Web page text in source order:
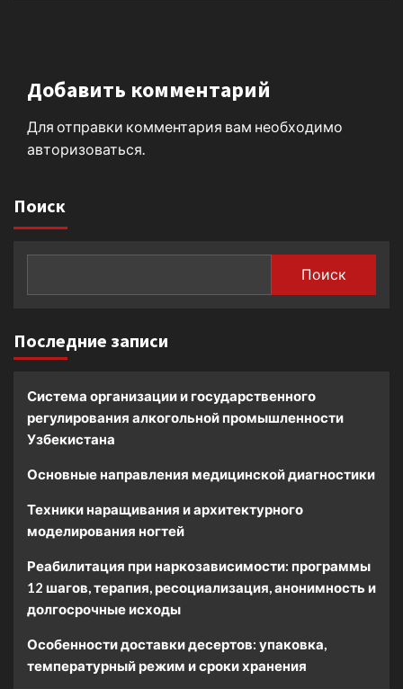
Добавить комментарий
Для отправки комментария вам необходимо
авторизоваться
Поиск
Поиск
Последние записи
Система организации и государственного
регулирования алкогольной промышленности
Узбекистана
Основные направления медицинской диагностики
Техники наращивания и архитектурного
моделирования ногтей
Реабилитация при наркозависимости: программы
12 шагов, терапия, ресоциализация, анонимность и
долгосрочные исходы
Особенности доставки десертов: упаковка,
температурный режим и сроки хранения